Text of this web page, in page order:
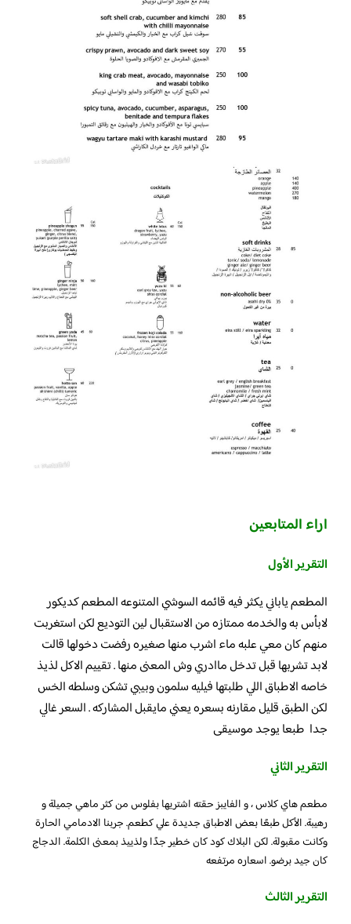
اراء المتابعين
التقرير الأول
المطعم ياباني يكثر فيه قائمه السوشي المتنوعه المطعم كديكور
لابأس به والخدمه ممتازه من الاستقبال لين التوديع لكن استغربت
منهم كان معي علبه ماء اشرب منها صغيره رفضت دخولها قالت
لابد تشربها قبل تدخل ماادري وش المعنى منها . تقييم الاكل لذيذ
خاصه الاطباق اللي طلبتها فيليه سلمون وبيبي تشكن وسلطه الخس
لكن الطبق قليل مقارنه بسعره يعني مايقبل المشاركه . السعر غالي
جدا طبعا يوجد موسيقى
التقرير الثاني
مطعم هاي كلاس ، و الفايبز حقته اشتريها بفلوس من كثر ماهي جميلة و
رهيبة. الأكل طبعًا بعض الاطباق جديدة علي كطعم. جربنا الادمامي الحارة
وكانت مقبولة. لكن البلاك كود كان خطير جدًا ولذييذ بمعنى الكلمة. الدجاج
كان جيد برضو. اسعاره مرتفعه
التقرير الثالث